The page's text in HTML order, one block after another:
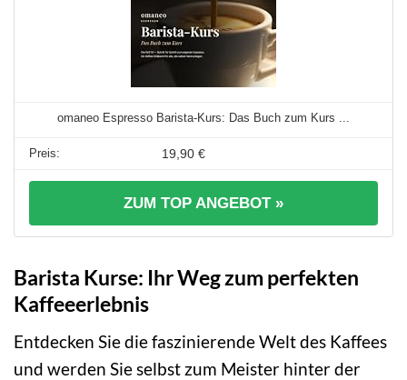
omaneo Espresso Barista-Kurs: Das Buch zum Kurs ...
19,90 €
ZUM TOP ANGEBOT »
Barista Kurse: Ihr Weg zum perfekten
Kaffeeerlebnis
Entdecken Sie die faszinierende Welt des Kaffees
und werden Sie selbst zum Meister hinter der